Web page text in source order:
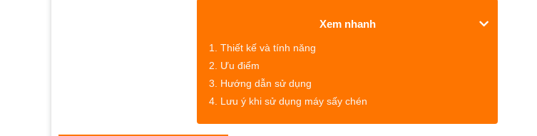
Xem nhanh
Thiết kế và tính năng
Ưu điểm
Hướng dẫn sử dụng
Lưu ý khi sử dụng máy sấy chén